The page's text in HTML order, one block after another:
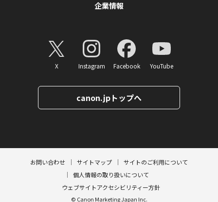
企業情報
X Instagram Facebook YouTube
canon.jpトップへ
お問い合わせ サイトマップ
サイトのご利用について
個人情報の取り扱いについて
ウェブサイトアクセシビリティー方針
© Canon Marketing Japan Inc.